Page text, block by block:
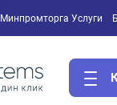
Услуги
Минпромторга